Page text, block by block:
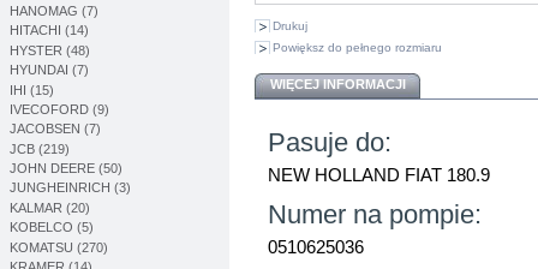
HANOMAG (7)
HITACHI (14)
HYSTER (48)
HYUNDAI (7)
IHI (15)
IVECOFORD (9)
JACOBSEN (7)
JCB (219)
JOHN DEERE (50)
JUNGHEINRICH (3)
KALMAR (20)
KOBELCO (5)
KOMATSU (270)
Drukuj
Powiększ do pełnego rozmiaru
WIĘCEJ INFORMACJI
Pasuje do:
NEW HOLLAND FIAT 180.9
Numer na pompie:
0510625036